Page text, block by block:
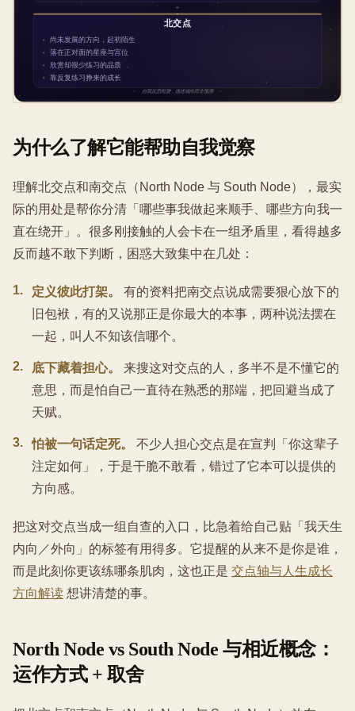
为什么了解它能帮助自我觉察
理解北交点和南交点（North Node 与 South Node），最实
际的用处是帮你分清「哪些事我做起来顺手、哪些方向我一
直在绕开」。很多刚接触的人会卡在一组矛盾里，看得越多
反而越不敢下判断，困惑大致集中在几处：
1. 定义彼此打架。
有的资料把南交点说成需要狠心放下的
旧包袱，有的又说那正是你最大的本事，两种说法摆在
一起，叫人不知该信哪个。
2. 底下藏着担心。
来搜这对交点的人，多半不是不懂它的
意思，而是怕自己一直待在熟悉的那端，把回避当成了
天赋。
3. 怕被一句话定死。
不少人担心交点是在宣判「你这辈子
注定如何」，于是干脆不敢看，错过了它本可以提供的
方向感。
把这对交点当成一组自查的入口，比急着给自己贴「我天生
内向／外向」的标签有用得多。它提醒的从来不是你是谁，
而是此刻你更该练哪条肌肉，这也正是 交点轴与人生成长
方向解读 想讲清楚的事。
North Node vs South Node 与相近概念：
运作方式 + 取舍